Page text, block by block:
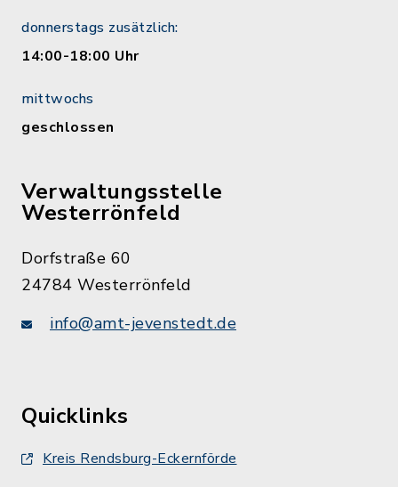
donnerstags zusätzlich:
14:00-18:00 Uhr
mittwochs
geschlossen
Verwaltungsstelle
Westerrönfeld
Dorfstraße 60
24784 Westerrönfeld
info@amt-jevenstedt.de
Quicklinks
Kreis Rendsburg-Eckernförde